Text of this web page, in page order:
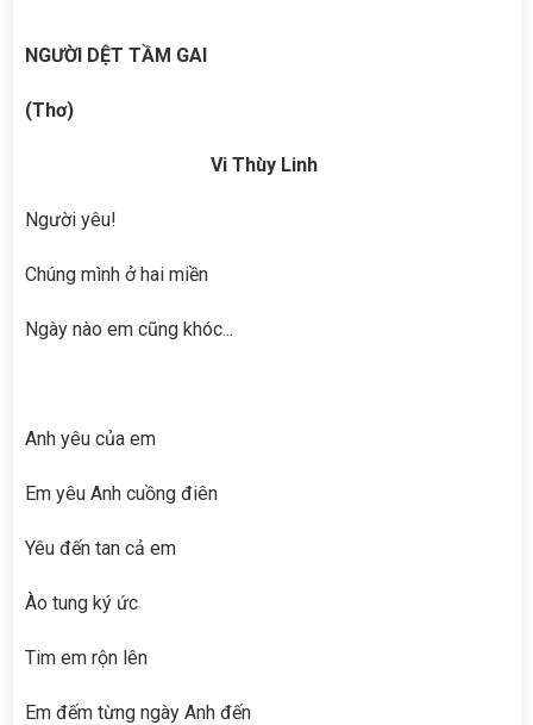
NGƯỜI DỆT TẦM GAI
(Thơ)
Vi Thùy Linh
Người yêu!
Chúng mình ở hai miền
Ngày nào em cũng khóc...
Anh yêu của em
Em yêu Anh cuồng điên
Yêu đến tan cả em
Ào tung ký ức
Tim em rộn lên
Em đếm từng ngày Anh đến